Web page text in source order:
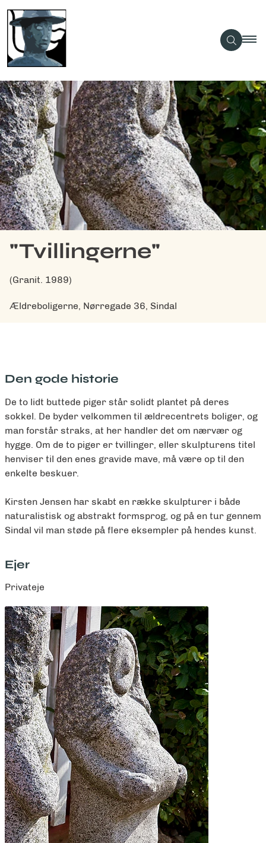
"Tvillingerne"
(Granit. 1989)
Ældreboligerne, Nørregade 36, Sindal
Den gode historie
De to lidt buttede piger står solidt plantet på deres
sokkel. De byder velkommen til ældrecentrets boliger, og
man forstår straks, at her handler det om nærvær og
hygge. Om de to piger er tvillinger, eller skulpturens titel
henviser til den enes gravide mave, må være op til den
enkelte beskuer.
Kirsten Jensen har skabt en række skulpturer i både
naturalistisk og abstrakt formsprog, og på en tur gennem
Sindal vil man støde på flere eksempler på hendes kunst.
Ejer
Privateje